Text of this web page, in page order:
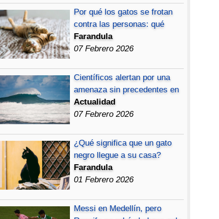
Por qué los gatos se frotan
contra las personas: qué
Farandula
07 Febrero 2026
Científicos alertan por una
amenaza sin precedentes en
Actualidad
07 Febrero 2026
¿Qué significa que un gato
negro llegue a su casa?
Farandula
01 Febrero 2026
Messi en Medellín, pero